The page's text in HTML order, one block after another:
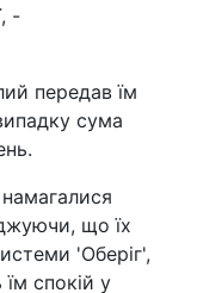
-
передав їм
сума
що їх
'Оберіг',
спокій у